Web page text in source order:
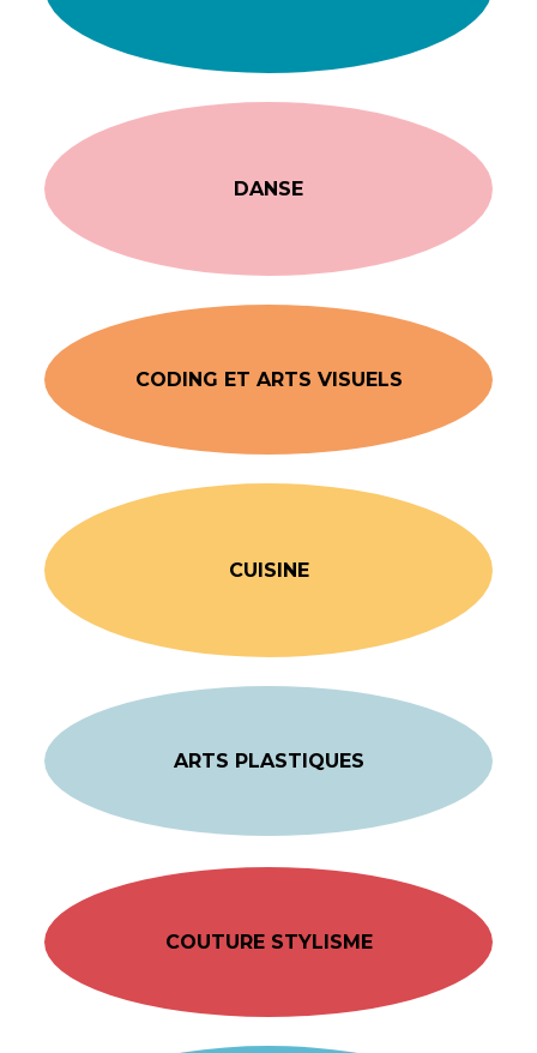
DANSE
CODING ET ARTS VISUELS
CUISINE
ARTS PLASTIQUES
COUTURE STYLISME